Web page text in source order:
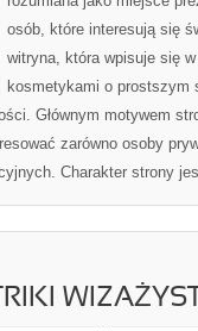
osób, które interesują się
witryna, która wpisuje się
kosmetykami o prostszym
Głównym motywem
zarówno osoby
Charakter strony